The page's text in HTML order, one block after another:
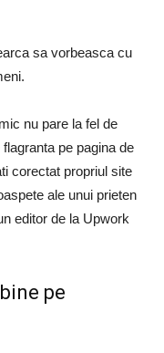
sa vorbeasca cu
nu pare la fel de
pe pagina de
corectat propriul site
ale unui prieten
editor de la Upwork
pe